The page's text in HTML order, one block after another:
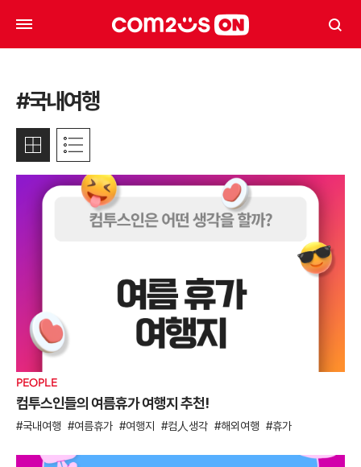
#국내여행
PEOPLE
컴투스인들의 여름휴가 여행지 추천!
국내여행 여름휴가 여행지 컴人생각 해외여행 휴가